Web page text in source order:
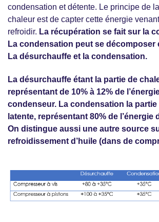
condensation et détente. Le principe de
chaleur est de capter cette énergie
refroidir. La récupération se fait sur la
La condensation peut se décomposer
La désurchauffe et la condensation.
La désurchauffe étant la partie de
représentant de 10% à 12% de
condenseur. La condensation la partie
latente, représentant 80% de l’énergie
On distingue aussi une autre source
refroidissement d’huile (dans de